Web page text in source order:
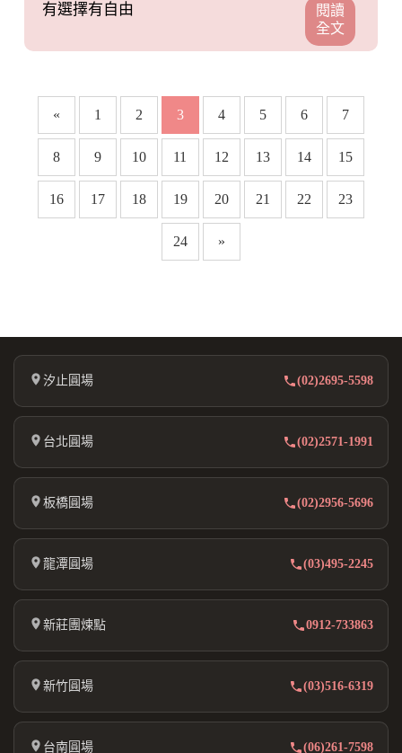
有選擇有自由
閱讀
全文
« 1 2 3 4 5 6 7
8 9 10 11 12 13 14 15
16 17 18 19 20 21 22 23
24 »
汐止圓場 (02)2695-5598
台北圓場 (02)2571-1991
板橋圓場 (02)2956-5696
龍潭圓場 (03)495-2245
新莊團煉點 0912-733863
新竹圓場 (03)516-6319
台南圓場 (06)261-7598